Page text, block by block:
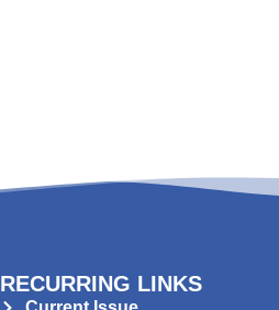
RECURRING LINKS